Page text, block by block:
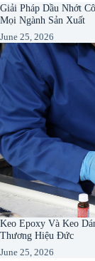
Giải Pháp Dầu Nhớt
Mọi Ngành Sản Xuất
June 25, 2026
Keo Epoxy Và Keo
Thương Hiệu Đức
June 25, 2026